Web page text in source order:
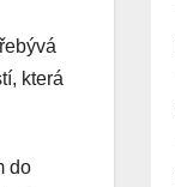
která
do